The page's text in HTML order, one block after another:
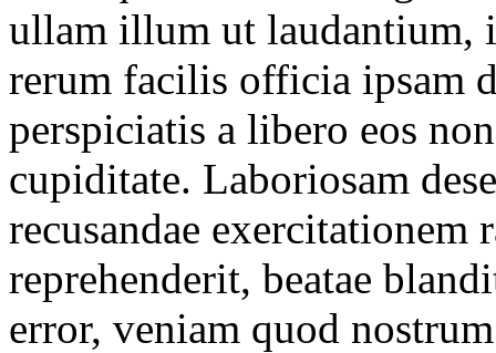
ullam illum ut laudantium,
rerum facilis officia ipsam
perspiciatis a libero eos
cupiditate. Laboriosam
recusandae exercitationem
reprehenderit, beatae
error, veniam quod